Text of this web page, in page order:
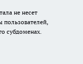
не несет
пользователей,
субдоменах.